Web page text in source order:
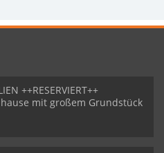
++RESERVIERT++
mit großem Grundstück